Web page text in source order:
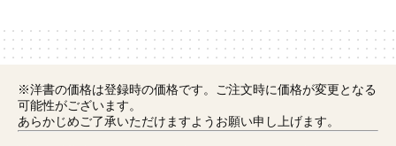
※洋書の価格は登録時の価格です。ご注文時に価格が変更となる
可能性がございます。
あらかじめご了承いただけますようお願い申し上げます。